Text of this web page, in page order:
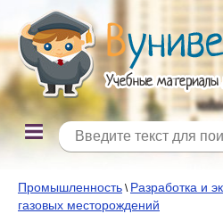
Промышленность \ Разработка и
газовых месторождений